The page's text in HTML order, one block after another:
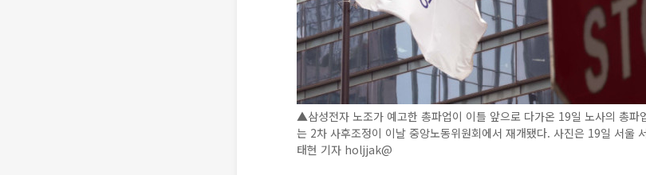
▲삼성전자 노조가 예고한 총파업이 이틀 앞으로 다가온 19일 노사의 총파
는 2차 사후조정이 이날 중앙노동위원회에서 재개됐다. 사진은 19일 서울
태현 기자 holjjak@